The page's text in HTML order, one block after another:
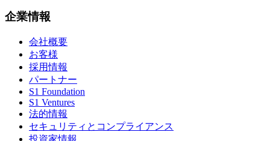
企業情報
会社概要
お客様
採用情報
パートナー
S1 Foundation
S1 Ventures
法的情報
セキュリティとコンプライアンス